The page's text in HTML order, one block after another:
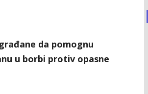
da pomognu
u borbi protiv opasne